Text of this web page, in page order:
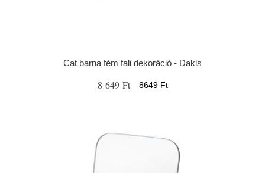
Cat barna fém fali dekoráció - Dakls
8 649 Ft 8649 Ft